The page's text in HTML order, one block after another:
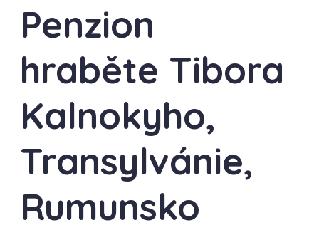
Penzion
hraběte Tibora
Kalnokyho,
Transylvánie,
Rumunsko